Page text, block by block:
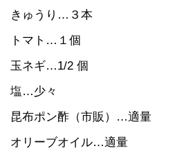
きゅうり…３本
トマト…１個
玉ネギ…1/2 個
塩…少々
昆布ポン酢（市販）…適量
オリーブオイル…適量